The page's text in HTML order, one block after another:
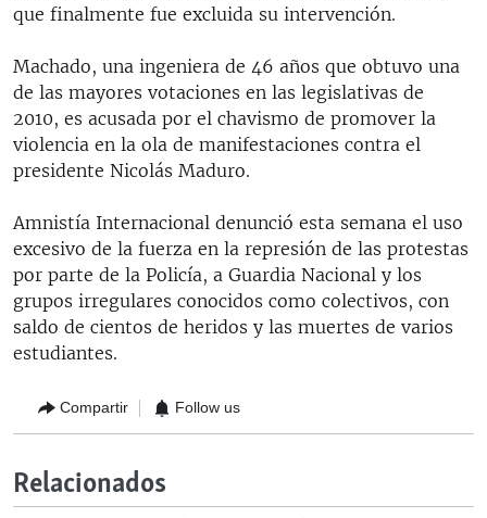
que finalmente fue excluida su intervención.
Machado, una ingeniera de 46 años que obtuvo una
de las mayores votaciones en las legislativas de
2010, es acusada por el chavismo de promover la
violencia en la ola de manifestaciones contra el
presidente Nicolás Maduro.
Amnistía Internacional denunció esta semana el uso
excesivo de la fuerza en la represión de las protestas
por parte de la Policía, a Guardia Nacional y los
grupos irregulares conocidos como colectivos, con
saldo de cientos de heridos y las muertes de varios
estudiantes.
Compartir Follow us
Relacionados